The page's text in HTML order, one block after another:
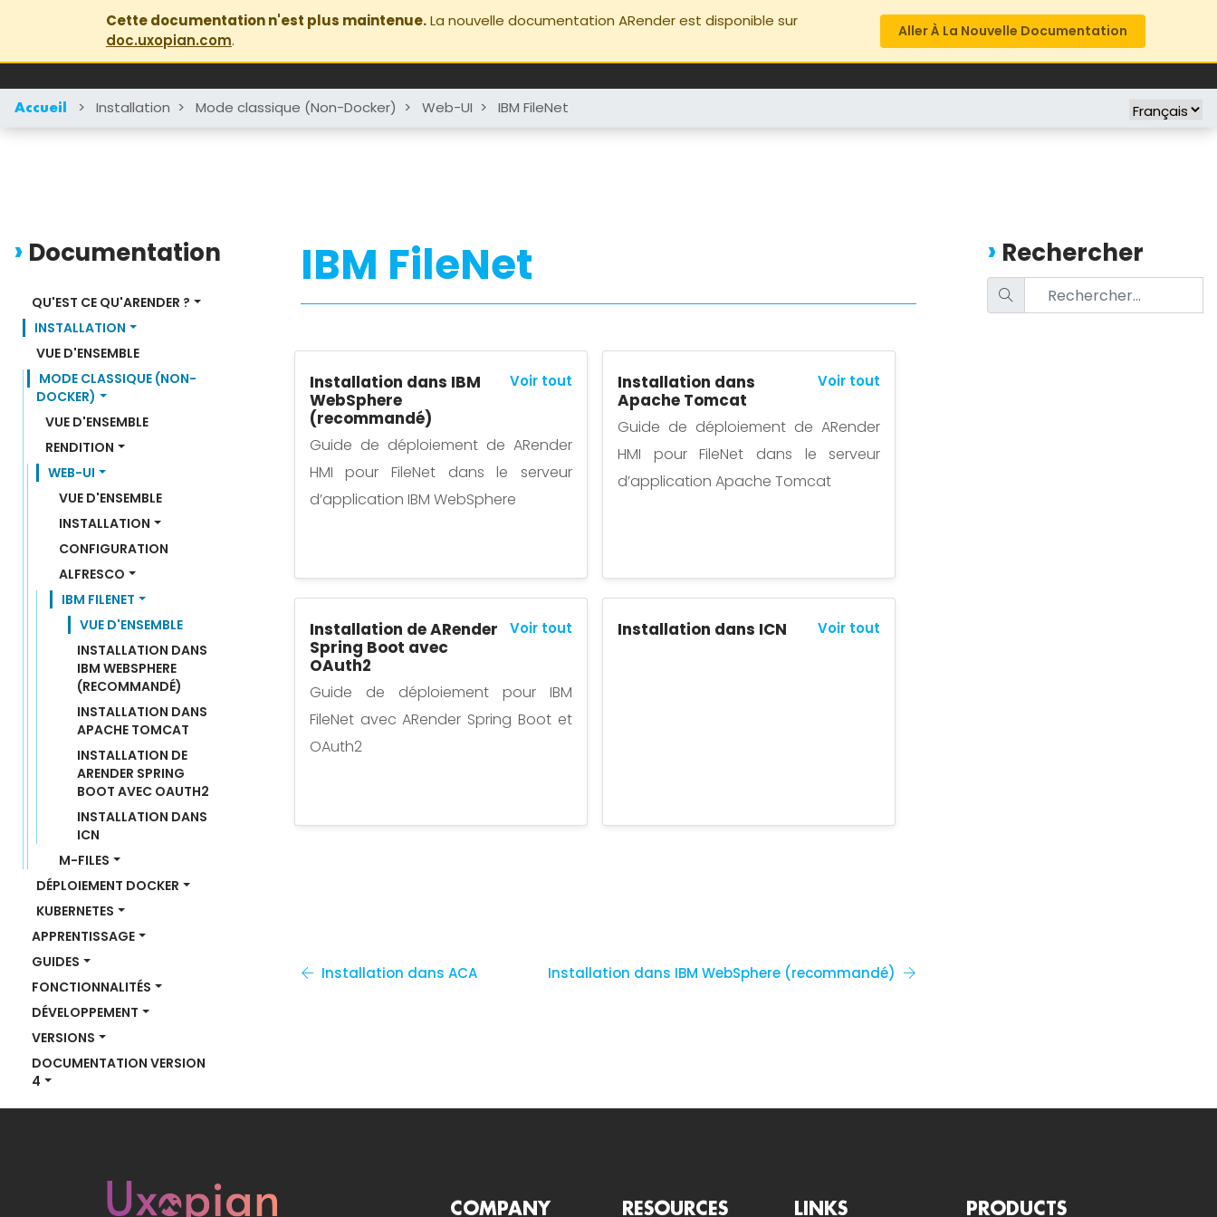
Cette documentation n'est plus maintenue.La nouvelle documentation ARender est disponible sur
doc.uxopian.com.
Aller À La Nouvelle Documentation
FREE TRIAL COMPANY
Accueil > Installation > Mode classique (Non-Docker) > Web-UI > IBM FileNet
Documentation
QU'EST CE QU'ARENDER ?
INSTALLATION
VUE D'ENSEMBLE
MODE CLASSIQUE (NON-
DOCKER)
VUE D'ENSEMBLE
RENDITION
WEB-UI
VUE D'ENSEMBLE
INSTALLATION
CONFIGURATION
ALFRESCO
IBM FILENET
VUE D'ENSEMBLE
INSTALLATION DANS
IBM WEBSPHERE
(RECOMMANDÉ)
INSTALLATION DANS
APACHE TOMCAT
INSTALLATION DE
ARENDER SPRING
BOOT AVEC OAUTH2
INSTALLATION DANS
ICN
M-FILES
DÉPLOIEMENT DOCKER
KUBERNETES
APPRENTISSAGE
GUIDES
FONCTIONNALITÉS
DÉVELOPPEMENT
VERSIONS
DOCUMENTATION VERSION
4
IBM FileNet
Voir tout
Installation dans IBM
WebSphere
(recommandé)
Guide de déploiement de ARender
HMI pour FileNet dans le serveur
d’application IBM WebSphere
Voir tout
Installation dans
Apache Tomcat
Guide de déploiement de ARender
HMI pour FileNet dans le serveur
d’application Apache Tomcat
Voir tout
Installation de ARender
Spring Boot avec
OAuth2
Guide de déploiement pour IBM
FileNet avec ARender Spring Boot et
OAuth2
Voir tout
Installation dans ICN
Installation dans ACA Installation dans IBM WebSphere (recommandé)
Rechercher
COMPANY RESOURCES LINKS PRODUCTS